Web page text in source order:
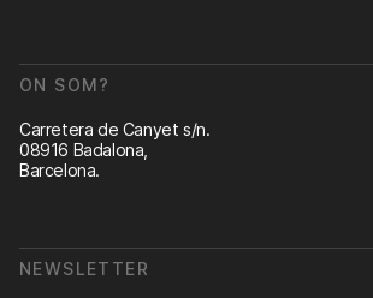
ON SOM?
Carretera de Canyet s/n.
08916 Badalona,
Barcelona.
NEWSLETTER